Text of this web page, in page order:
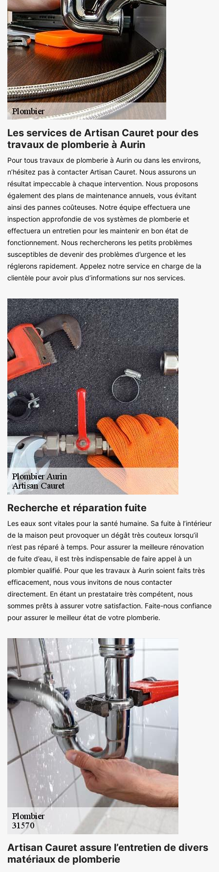
Les services de Artisan Cauret pour des
travaux de plomberie à Aurin
Pour tous travaux de plomberie à Aurin ou dans les environs,
n’hésitez pas à contacter Artisan Cauret. Nous assurons un
résultat impeccable à chaque intervention. Nous proposons
également des plans de maintenance annuels, vous évitant
ainsi des pannes coûteuses. Notre équipe effectuera une
inspection approfondie de vos systèmes de plomberie et
effectuera un entretien pour les maintenir en bon état de
fonctionnement. Nous rechercherons les petits problèmes
susceptibles de devenir des problèmes d’urgence et les
réglerons rapidement. Appelez notre service en charge de la
clientèle pour avoir plus d’informations sur nos services.
Recherche et réparation fuite
Les eaux sont vitales pour la santé humaine. Sa fuite à l’intérieur
de la maison peut provoquer un dégât très couteux lorsqu’il
n’est pas réparé à temps. Pour assurer la meilleure rénovation
de fuite d’eau, il est très indispensable de faire appel à un
plombier qualifié. Pour que les travaux à Aurin soient faits très
efficacement, nous vous invitons de nous contacter
directement. En étant un prestataire très compétent, nous
sommes prêts à assurer votre satisfaction. Faite-nous confiance
pour assurer le meilleur état de votre plomberie.
Artisan Cauret assure l’entretien de divers
matériaux de plomberie